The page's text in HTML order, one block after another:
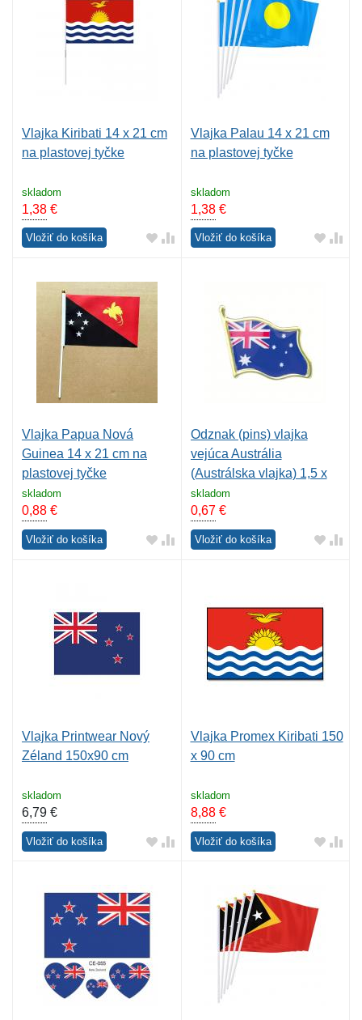
Vlajka Kiribati 14 x 21 cm
na plastovej tyčke
skladom
1,38 €
Vložiť do košíka
Vlajka Palau 14 x 21 cm
na plastovej tyčke
skladom
1,38€
Vložiť do košíka
Vlajka Papua Nová
Guinea 14 x 21 cm na
plastovej tyčke
skladom
0,88 €
Vložiť do košíka
Odznak (pins) vlajka
vejúca Austrália
(Austrálska vlajka) 1,5 x
2,2 cm - farebný
skladom
0,67€
Vložiť do košíka
Vlajka Printwear Nový
Zéland 150x90 cm
skladom
6,79 €
Vložiť do košíka
Vlajka Promex Kiribati 150
x 90 cm
skladom
8,88€
Vložiť do košíka